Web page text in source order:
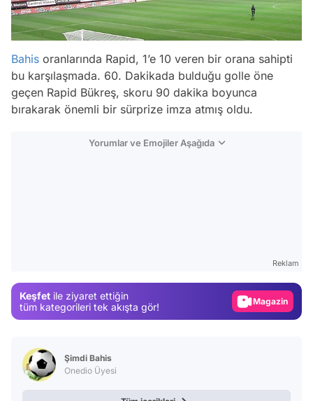
Bahis oranlarında Rapid, 1’e 10 veren bir orana sahipti
bu karşılaşmada. 60. Dakikada bulduğu golle öne
geçen Rapid Bükreş, skoru 90 dakika boyunca
bırakarak önemli bir sürprize imza atmış oldu.
Yorumlar ve Emojiler Aşağıda
Reklam
Keşfet ile ziyaret ettiğin
tüm kategorileri tek akışta gör!
Gündem
Magazin
Video
Şimdi Bahis
Onedio Üyesi